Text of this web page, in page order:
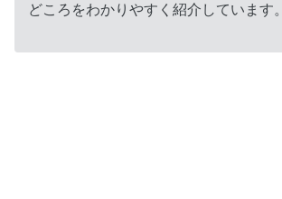
どころをわかりやすく紹介しています。